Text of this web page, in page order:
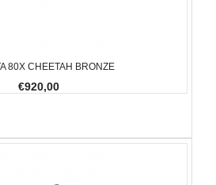
80X CHEETAH BRONZE
€920,00